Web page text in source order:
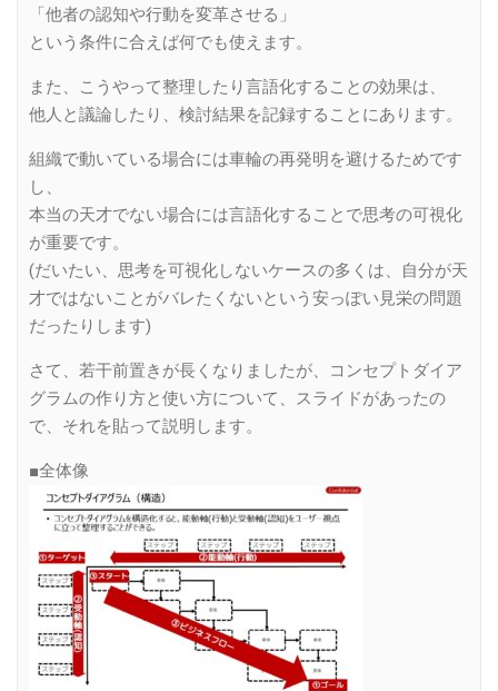
「他者の認知や行動を変革させる」
という条件に合えば何でも使えます。
また、こうやって整理したり言語化することの効果は、
他人と議論したり、検討結果を記録することにあります。
組織で動いている場合には車輪の再発明を避けるためです
し、
本当の天才でない場合には言語化することで思考の可視化
が重要です。
(だいたい、思考を可視化しないケースの多くは、自分が天
才ではないことがバレたくないという安っぽい見栄の問題
だったりします)
さて、若干前置きが長くなりましたが、コンセプトダイア
グラムの作り方と使い方について、スライドがあったの
で、それを貼って説明します。
■全体像